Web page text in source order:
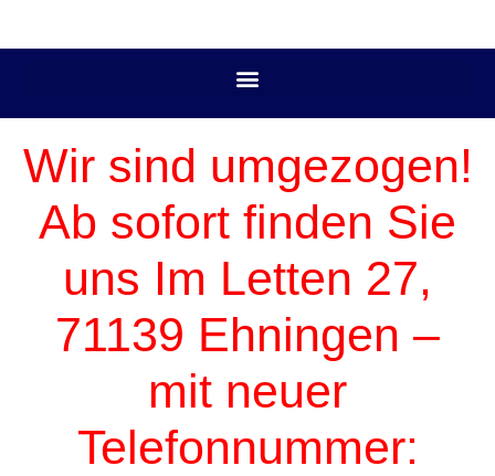
Wir sind umgezogen!
Ab sofort finden Sie
uns Im Letten 27,
71139 Ehningen –
mit neuer
Telefonnummer: